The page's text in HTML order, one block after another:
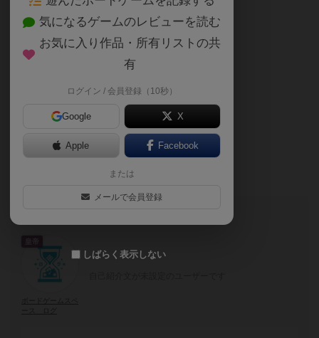
サービスの質の安定と向上のために
10月度より料金改定致します。
申し訳ございません。
よろしくお願い致します。
気になるゲームのレビューを読む
お気に入り作品・所有リストの共
有
ログイン / 会員登録（10秒）
Google X
Apple Facebook
または
メールで会員登録
しばらく表示しない